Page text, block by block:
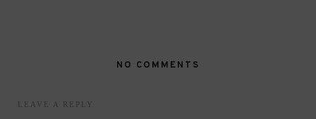
NO COMMENTS
LEAVE A REPLY